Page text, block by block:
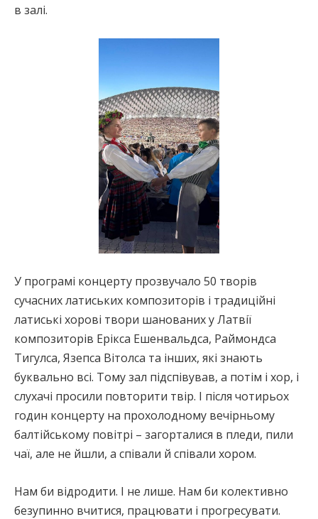
в залі.
У програмі концерту прозвучало 50 творів
сучасних латиських композиторів і традиційні
латиські хорові твори шанованих у Латвії
композиторів Ерікса Ешенвальдса, Раймондса
Тигулса, Язепса Вітолса та інших, які знають
буквально всі. Тому зал підспівував, а потім і хор, і
слухачі просили повторити твір. І після чотирьох
годин концерту на прохолодному вечірньому
балтійському повітрі – загорталися в пледи, пили
чаї, але не йшли, а співали й співали хором.
Нам би відродити. І не лише. Нам би колективно
безупинно вчитися, працювати і прогресувати.